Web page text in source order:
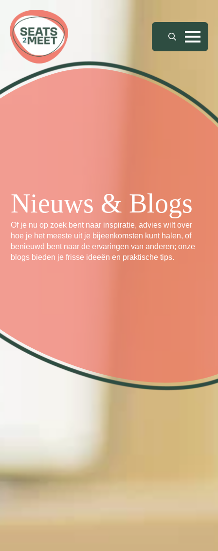
Search
Nieuws & Blogs
Of je nu op zoek bent naar inspiratie, advies wilt over
hoe je het meeste uit je bijeenkomsten kunt halen, of
benieuwd bent naar de ervaringen van anderen; onze
blogs bieden je frisse ideeën en praktische tips.